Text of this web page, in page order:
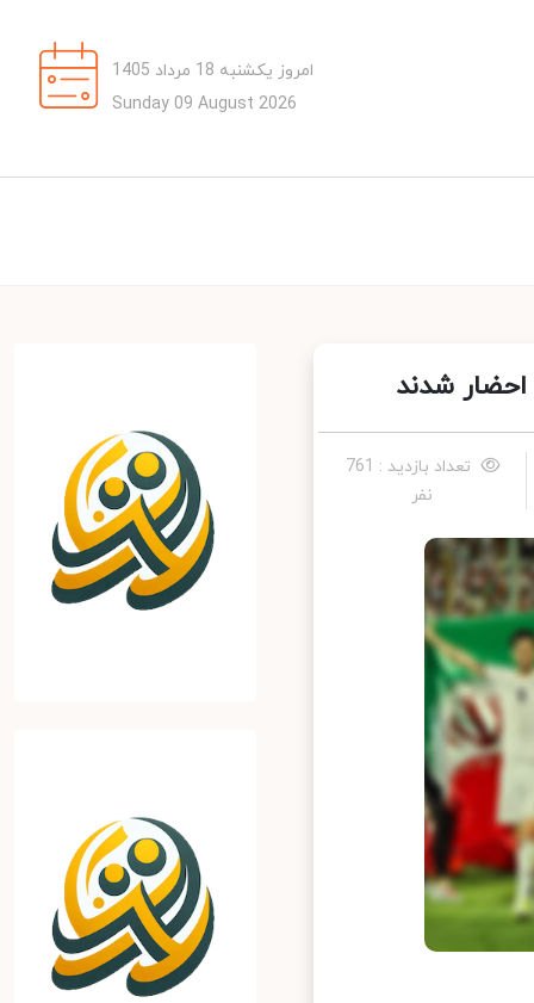
امروز یکشنبه 18 مرداد 1405
Sunday 09 August 2026
شدند
تعداد بازدید : 761
نفر